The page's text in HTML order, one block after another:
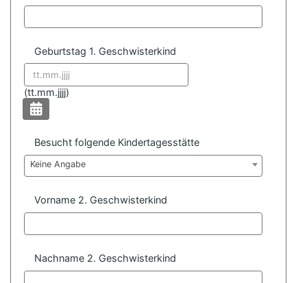
Geburtstag 1. Geschwisterkind
(Datum format:
tt.mm.jjjj)
Besucht folgende Kindertagesstätte
Keine Angabe
Vorname 2. Geschwisterkind
Nachname 2. Geschwisterkind